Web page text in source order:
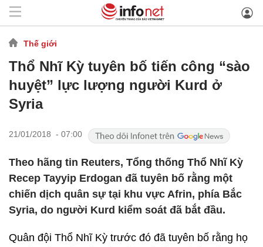
Thế giới
Thổ Nhĩ Kỳ tuyên bố tiến công “sào
huyệt” lực lượng người Kurd ở
Syria
21/01/2018 - 07:00
Theo hãng tin Reuters, Tổng thống Thổ Nhĩ Kỳ
Recep Tayyip Erdogan đã tuyên bố rằng một
chiến dịch quân sự tại khu vực Afrin, phía Bắc
Syria, do người Kurd kiểm soát đã bắt đầu.
Quân đội Thổ Nhĩ Kỳ trước đó đã tuyên bố rằng họ